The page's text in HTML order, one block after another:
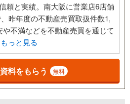
頼と実績。南大阪に営業店6店舗
昨年度の不動産売買取扱件数1,
不満などを不動産売買を通じて
もっと見る
資料をもらう 無料